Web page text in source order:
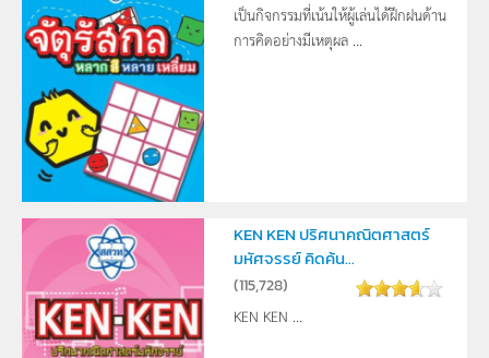
เป็นกิจกรรมที่เน้นให้ผู้เล่นได้ฝึกฝนด้าน
การคิดอย่างมีเหตุผล ...
KEN KEN ปริศนาคณิตศาสตร์
มหัศจรรย์ คิดค้น...
(115,728)
KEN KEN ...